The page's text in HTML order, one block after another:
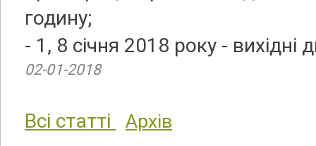
годину;
- 1, 8 січня 2018 року - вихідні
02-01-2018
Всі статті Архів